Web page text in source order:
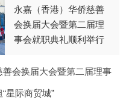
永嘉（香港）华侨慈善
会换届大会暨第二届理
事会就职典礼顺利举行
会换届大会暨第二届理事
星际商贸城”